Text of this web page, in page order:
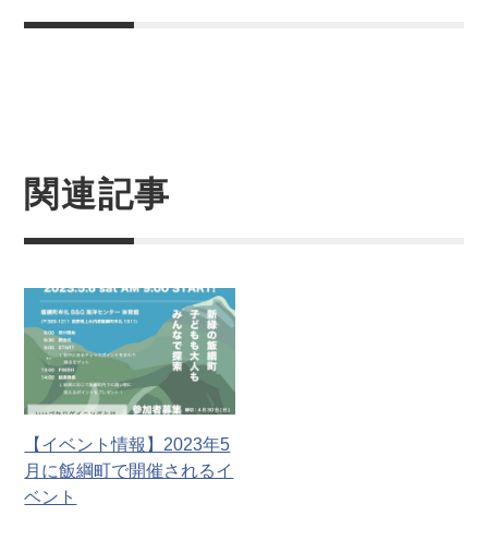
関連記事
【イベント情報】2023年5
月に飯綱町で開催されるイ
ベント